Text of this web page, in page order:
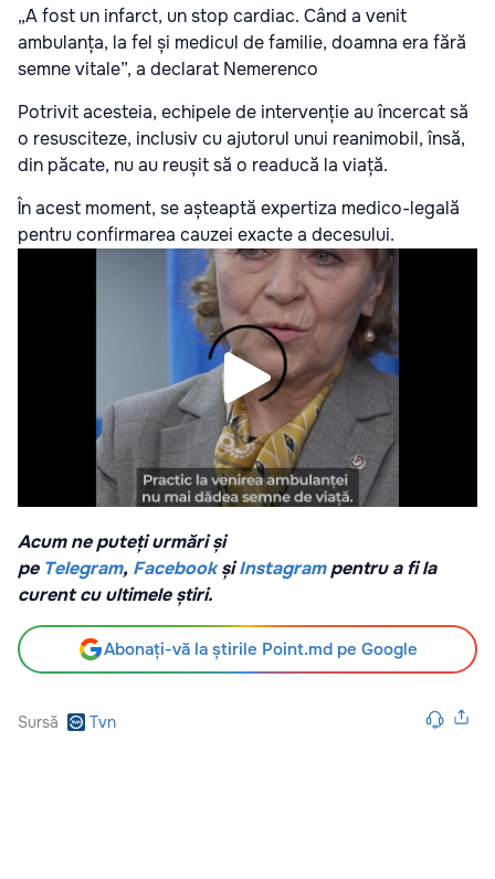
„A fost un infarct, un stop cardiac. Când a venit
ambulanța, la fel și medicul de familie, doamna era fără
semne vitale”, a declarat Nemerenco
Potrivit acesteia, echipele de intervenție au încercat să
o resusciteze, inclusiv cu ajutorul unui reanimobil, însă,
din păcate, nu au reușit să o readucă la viață.
În acest moment, se așteaptă expertiza medico-legală
pentru confirmarea cauzei exacte a decesului.
Acum ne puteți urmări și
pe Telegram, FacebookșiInstagrampentru a fi la
curent cu ultimele știri.
Abonați-vă la știrile Point.md pe Google
Sursă Tvn